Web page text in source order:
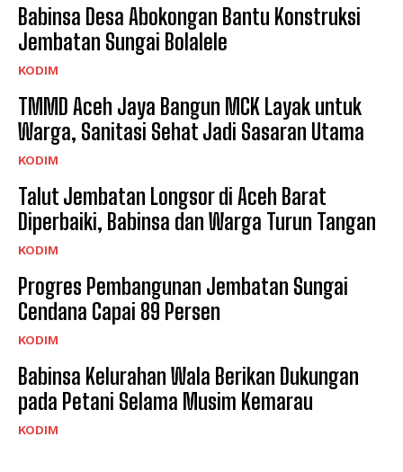
Babinsa Desa Abokongan Bantu Konstruksi
Jembatan Sungai Bolalele
KODIM
TMMD Aceh Jaya Bangun MCK Layak untuk
Warga, Sanitasi Sehat Jadi Sasaran Utama
KODIM
Talut Jembatan Longsor di Aceh Barat
Diperbaiki, Babinsa dan Warga Turun Tangan
KODIM
Progres Pembangunan Jembatan Sungai
Cendana Capai 89 Persen
KODIM
Babinsa Kelurahan Wala Berikan Dukungan
pada Petani Selama Musim Kemarau
KODIM